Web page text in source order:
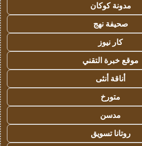
مدونة كوكان
صحيفة نهج
كار نيوز
موقع خبرة التقني
أناقة أنثى
متورخ
مدسن
روتانا تسويق